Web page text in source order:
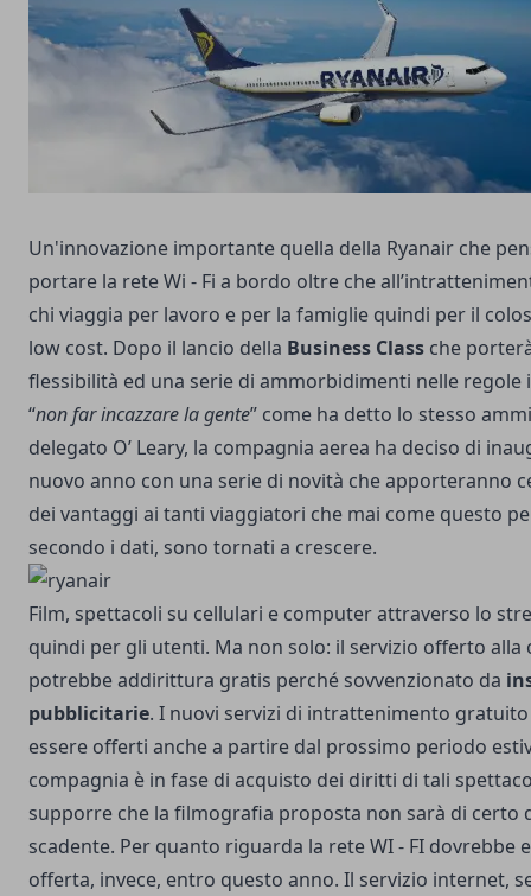
Un'innovazione importante quella della Ryanair che
portare la rete Wi - Fi a bordo oltre che
chi viaggia per lavoro e per la famiglie quindi per il
low cost. Dopo il lancio della Business Class che
flessibilità ed una serie di ammorbidimenti nelle regole
“non far incazzare la gente” come ha detto lo stesso
delegato O’ Leary, la compagnia aerea ha deciso di
nuovo anno con una serie di novità che apporteranno
dei vantaggi ai tanti viaggiatori che mai come questo
secondo i dati, sono tornati a crescere.
Film, spettacoli su cellulari e computer attraverso lo
quindi per gli utenti. Ma non solo: il servizio offerto alla
potrebbe addirittura gratis perché sovvenzionato da
pubblicitarie. I nuovi servizi di intrattenimento
essere offerti anche a partire dal prossimo periodo
compagnia è in fase di acquisto dei diritti di tali
supporre che la filmografia proposta non sarà di certo
scadente. Per quanto riguarda la rete WI - FI dovrebbe
offerta, invece, entro questo anno. Il servizio internet,